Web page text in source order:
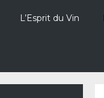
L’Esprit du Vin